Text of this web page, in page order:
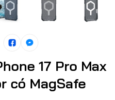
17 Pro Max
có MagSafe